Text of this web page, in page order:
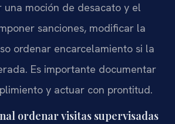
una moción de desacato y el
sanciones, modificar la
ordenar encarcelamiento si la
Es importante documentar
y actuar con prontitud.
ordenar visitas supervisadas